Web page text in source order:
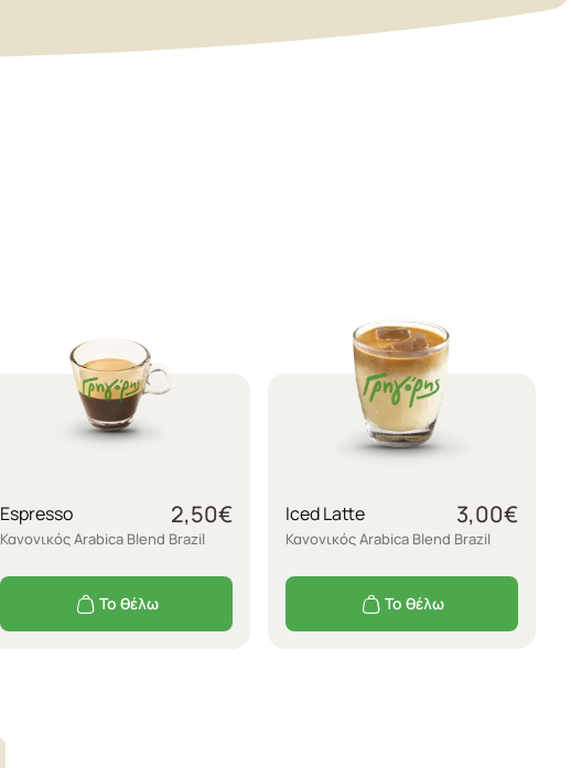
Espresso 2,50€
Κανονικός Arabica Blend Brazil
Το θέλω
Iced Latte 3,00€
Κανονικός Arabica Blend Brazil
Το θέλω